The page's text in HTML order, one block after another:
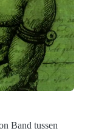
Band tussen